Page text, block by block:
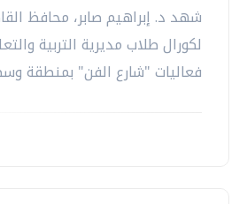
شهد د. إبراهيم صابر، محافظ
لكورال طلاب مديرية التربية
فعاليات "شارع الفن" بمنطقة